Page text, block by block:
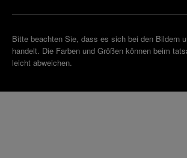
Bitte beachten Sie, dass es sich bei den Bildern
handelt. Die Farben und Größen können beim
leicht abweichen.